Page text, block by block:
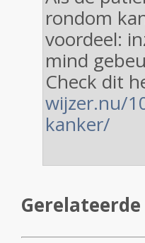
rondom
voordeel:
mind
Check dit
wijzer.nu/
kanker/